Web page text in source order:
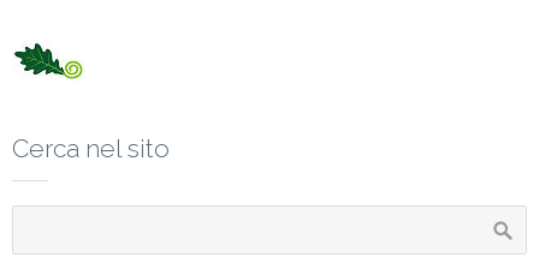
Cerca nel sito